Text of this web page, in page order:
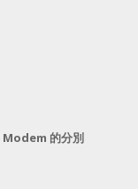
Modem 的分別